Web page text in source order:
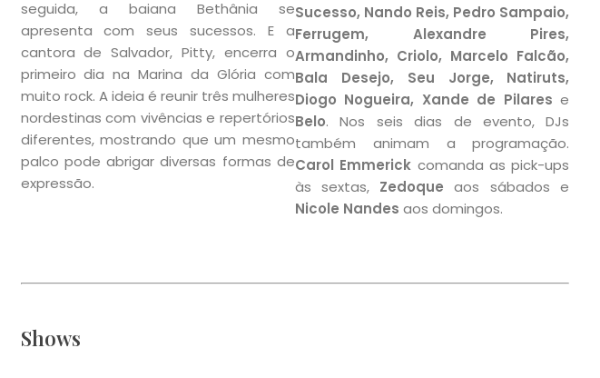
seguida, a baiana Bethânia se
apresenta com seus sucessos. E a
cantora de Salvador, Pitty, encerra o
primeiro dia na Marina da Glória com
muito rock. A ideia é reunir três mulheres
nordestinas com vivências e repertórios
diferentes, mostrando que um mesmo
palco pode abrigar diversas formas de
expressão.
Sucesso, Nando Reis, Pedro Sampaio,
Ferrugem, Alexandre Pires,
Armandinho, Criolo, Marcelo Falcão,
Bala Desejo, Seu Jorge, Natiruts,
Diogo Nogueira, Xande de Pilares e
Belo. Nos seis dias de evento, DJs
também animam a programação.
Carol Emmerick comanda as pick-ups
às sextas, Zedoque aos sábados e
Nicole Nandes aos domingos.
Shows